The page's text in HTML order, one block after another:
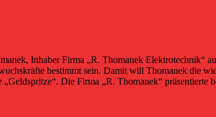
Inhaber Firma „R. Thomanek Elektrotechnik“
bestimmt sein. Damit will Thomanek die
Die Firma „R. Thomanek“ präsentierte